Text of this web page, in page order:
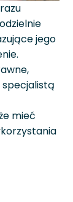
jego
specjalistą
mieć